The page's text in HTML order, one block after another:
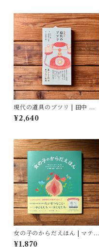
現代の道具のブツリ | 田中 幸,
結城 千代子, 大塚 文香(絵)
¥2,640
女の子のからだえほん | マティ
ルド・ボディ(著/文 | イラス
¥1,870